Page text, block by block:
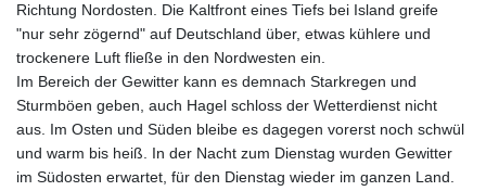
Richtung Nordosten. Die Kaltfront eines Tiefs bei Island greife
"nur sehr zögernd" auf Deutschland über, etwas kühlere und
trockenere Luft fließe in den Nordwesten ein.
Im Bereich der Gewitter kann es demnach Starkregen und
Sturmböen geben, auch Hagel schloss der Wetterdienst nicht
aus. Im Osten und Süden bleibe es dagegen vorerst noch schwül
und warm bis heiß. In der Nacht zum Dienstag wurden Gewitter
im Südosten erwartet, für den Dienstag wieder im ganzen Land.